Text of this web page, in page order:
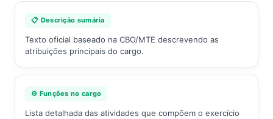
📋 Descrição sumária
Texto oficial baseado na CBO/MTE descrevendo as
atribuições principais do cargo.
⚙️ Funções no cargo
Lista detalhada das atividades que compõem o exercício